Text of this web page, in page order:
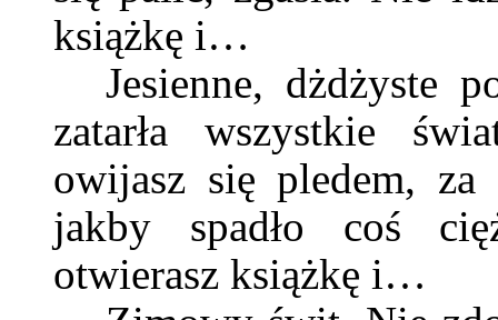
książkę i…
Jesienne, dżdżyste
zatarła wszystkie
owijasz się pledem, za
jakby spadło coś
otwierasz książkę i…